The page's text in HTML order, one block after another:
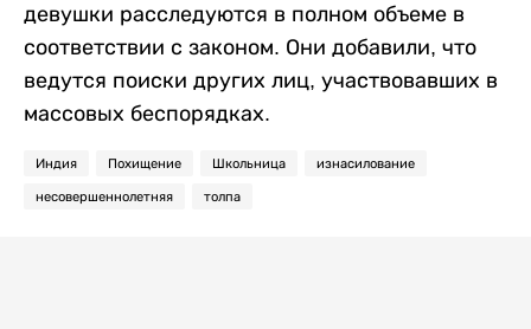
девушки расследуются в полном объеме в
соответствии с законом. Они добавили, что
ведутся поиски других лиц, участвовавших в
массовых беспорядках.
Индия Похищение Школьница изнасилование
несовершеннолетняя толпа